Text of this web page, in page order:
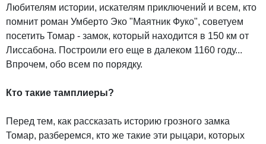
Любителям истории, искателям приключений и всем, кто
помнит роман Умберто Эко "Маятник Фуко", советуем
посетить Томар - замок, который находится в 150 км от
Лиссабона. Построили его еще в далеком 1160 году...
Впрочем, обо всем по порядку.
Кто такие тамплиеры?
Перед тем, как рассказать историю грозного замка
Томар, разберемся, кто же такие эти рыцари, которых